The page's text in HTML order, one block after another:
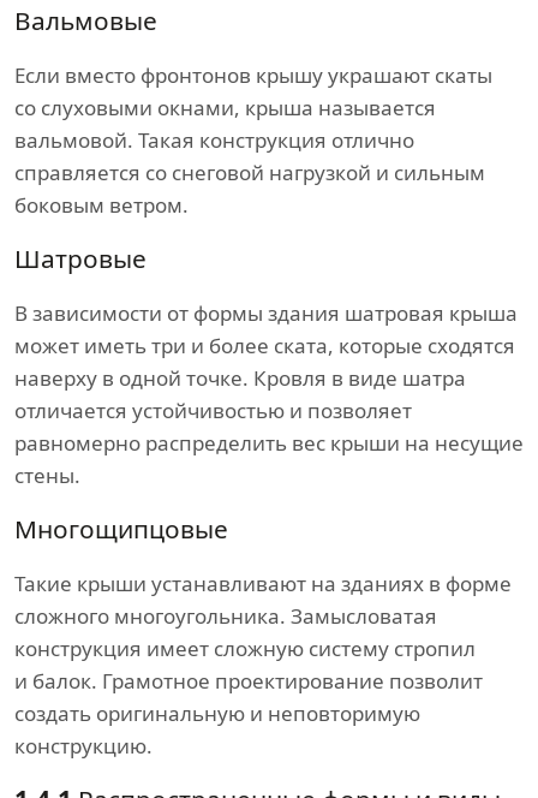
Вальмовые
Если вместо фронтонов крышу украшают скаты
со слуховыми окнами, крыша называется
вальмовой. Такая конструкция отлично
справляется со снеговой нагрузкой и сильным
боковым ветром.
Шатровые
В зависимости от формы здания шатровая крыша
может иметь три и более ската, которые сходятся
наверху в одной точке. Кровля в виде шатра
отличается устойчивостью и позволяет
равномерно распределить вес крыши на несущие
стены.
Многощипцовые
Такие крыши устанавливают на зданиях в форме
сложного многоугольника. Замысловатая
конструкция имеет сложную систему стропил
и балок. Грамотное проектирование позволит
создать оригинальную и неповторимую
конструкцию.